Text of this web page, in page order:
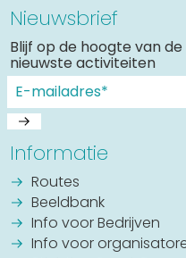
Nieuwsbrief
Blijf op de hoogte van de
nieuwste activiteiten
Informatie
Routes
Beeldbank
Info voor Bedrijven
Info voor